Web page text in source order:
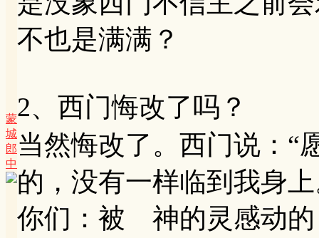
蒙
城
郎
中
不也是满满？
2、西门悔改了吗？
当然悔改了。西门说：“
的，没有一样临到我身
你们：被 神的灵感动的